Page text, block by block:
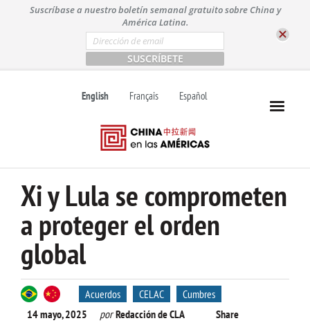
t
Suscríbase a nuestro boletín semanal gratuito sobre China y
América Latina.
E
m
a
i
*
English Français Español
Xi y Lula se comprometen
a proteger el orden
global
Acuerdos CELAC
Cumbres
14 mayo, 2025
porRedacción de CLA Share